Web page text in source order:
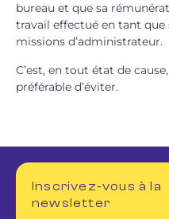
bureau et que sa
travail effectué en tant que
missions d’administrateur.
C’est, en tout état de
préférable d’éviter.
Inscrivez-vous à la
newsletter